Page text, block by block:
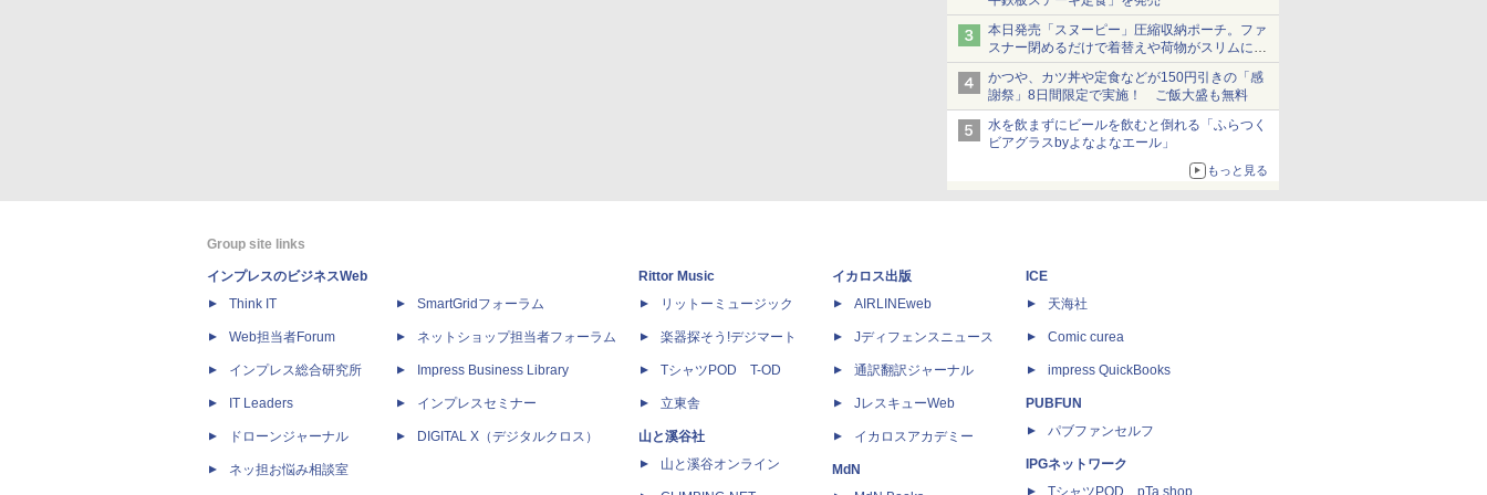
本日発売「スヌーピー」圧縮収納ポーチ。ファ
スナー閉めるだけで着替えや荷物がスリムにま
とまる
かつや、カツ丼や定食などが150円引きの「感
謝祭」8日間限定で実施！ ご飯大盛も無料
水を飲まずにビールを飲むと倒れる「ふらつく
ビアグラスbyよなよなエール」
もっと見る
Group site links
インプレスのビジネスWeb
Think IT
Web担当者Forum
インプレス総合研究所
IT Leaders
ドローンジャーナル
ネッ担お悩み相談室
SmartGridフォーラム
ネットショップ担当者フォーラム
Impress Business Library
インプレスセミナー
DIGITAL X（デジタルクロス）
Rittor Music
リットーミュージック
楽器探そう!デジマート
TシャツPOD T-OD
立東舎
山と溪谷社
山と溪谷オンライン
イカロス出版
AIRLINEweb
Jディフェンスニュース
通訳翻訳ジャーナル
JレスキューWeb
イカロスアカデミー
MdN
ICE
天海社
Comic curea
impress QuickBooks
PUBFUN
パブファンセルフ
IPGネットワーク
TシャツPOD pTa.shop